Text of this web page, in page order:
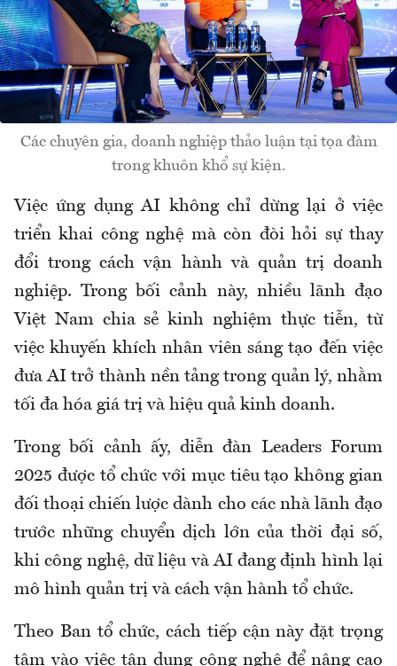
Các chuyên gia, doanh nghiệp thảo luận tại tọa đàm
trong khuôn khổ sự kiện.
Việc ứng dụng AI không chỉ dừng lại ở việc
triển khai công nghệ mà còn đòi hỏi sự thay
đổi trong cách vận hành và quản trị doanh
nghiệp. Trong bối cảnh này, nhiều lãnh đạo
Việt Nam chia sẻ kinh nghiệm thực tiễn, từ
việc khuyến khích nhân viên sáng tạo đến việc
đưa AI trở thành nền tảng trong quản lý, nhằm
tối đa hóa giá trị và hiệu quả kinh doanh.
Trong bối cảnh ấy, diễn đàn Leaders Forum
2025 được tổ chức với mục tiêu tạo không gian
đối thoại chiến lược dành cho các nhà lãnh đạo
trước những chuyển dịch lớn của thời đại số,
khi công nghệ, dữ liệu và AI đang định hình lại
mô hình quản trị và cách vận hành tổ chức.
Theo Ban tổ chức, cách tiếp cận này đặt trọng
tâm vào việc tận dụng công nghệ để nâng cao